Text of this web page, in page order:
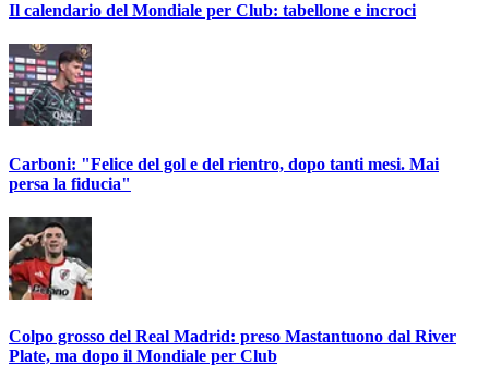
Il calendario del Mondiale per Club: tabellone e incroci
Carboni: "Felice del gol e del rientro, dopo tanti mesi. Mai
persa la fiducia"
Colpo grosso del Real Madrid: preso Mastantuono dal River
Plate, ma dopo il Mondiale per Club